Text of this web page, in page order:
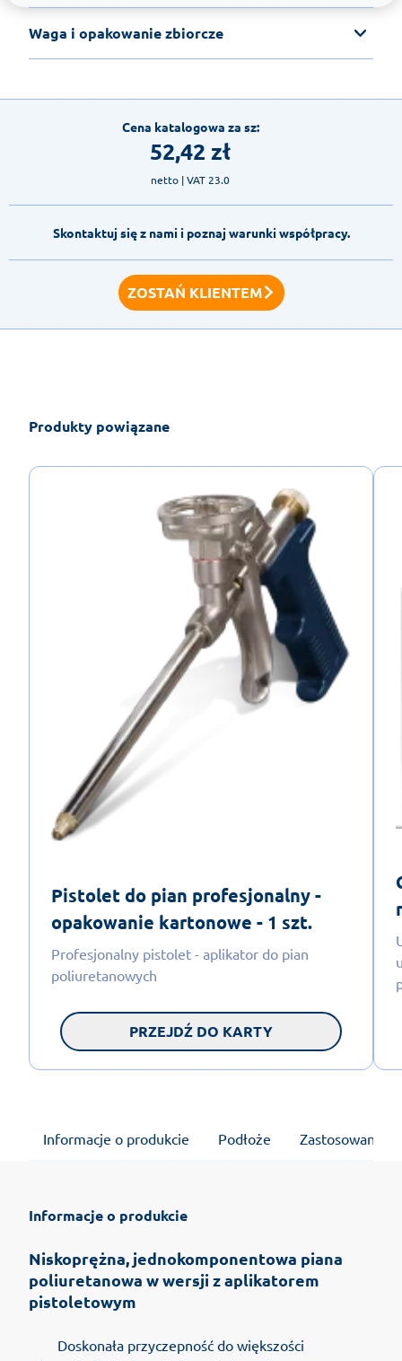
Waga i opakowanie zbiorcze
Cena katalogowa za sz:
52,42 zł
netto | VAT 23.0
Skontaktuj się z nami i poznaj warunki współpracy.
ZOSTAŃ KLIENTEM
Produkty powiązane
Pistolet do pian profesjonalny -
opakowanie kartonowe - 1 szt.
Profesjonalny pistolet - aplikator do pian
poliuretanowych
PRZEJDŹ DO KARTY
Informacje o produkcie Podłoże Zastosowanie
Informacje o produkcie
Niskoprężna, jednokomponentowa piana
poliuretanowa w wersji z aplikatorem
pistoletowym
Doskonała przyczepność do większości